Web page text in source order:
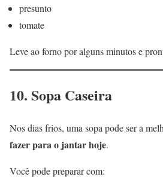
presunto
tomate
Leve ao forno por alguns minutos e
10. Sopa Caseira
Nos dias frios, uma sopa pode ser a
fazer para o jantar hoje.
Você pode preparar com: